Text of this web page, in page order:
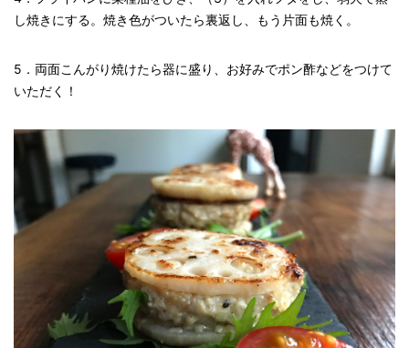
し焼きにする。焼き色がついたら裏返し、もう片面も焼く。
5．両面こんがり焼けたら器に盛り、お好みでポン酢などをつけて
いただく！